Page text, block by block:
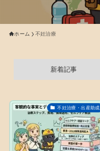
ホーム 不妊治療
新着記事
不妊治療・出産助成